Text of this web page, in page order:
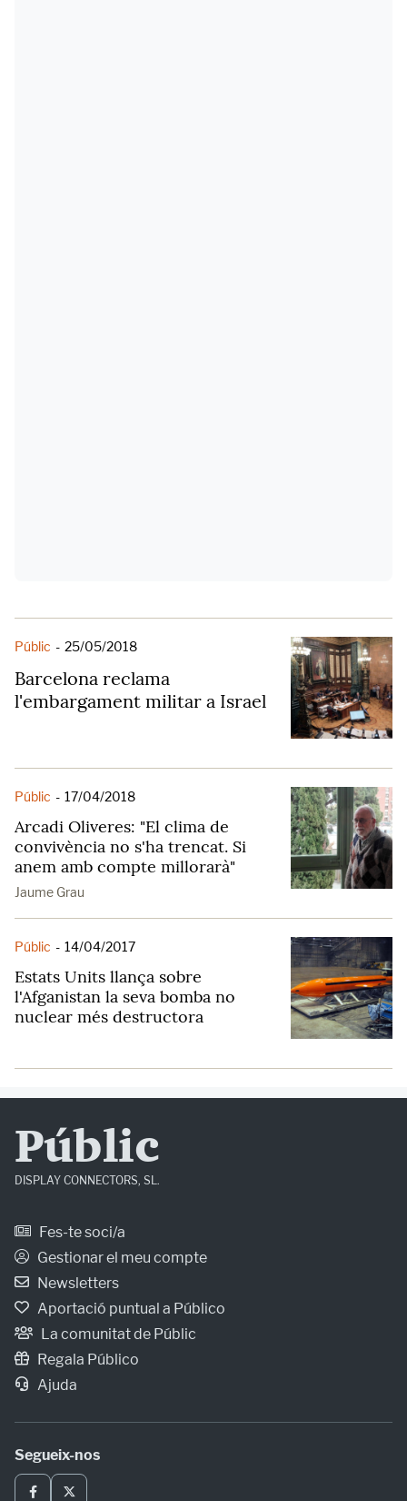
Públic - 25/05/2018
Barcelona reclama
l'embargament militar a Israel
Públic - 17/04/2018
​Arcadi Oliveres: "El clima de
convivència no s'ha trencat. Si
anem amb compte millorarà"
Jaume Grau
Públic - 14/04/2017
Estats Units llança sobre
l'Afganistan la seva bomba no
nuclear més destructora
Públic
DISPLAY CONNECTORS, SL.
Fes-te soci/a
Gestionar el meu compte
Newsletters
Aportació puntual a Público
La comunitat de Públic
Regala Público
Ajuda
Segueix-nos